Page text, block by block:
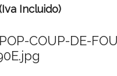
Incluido)